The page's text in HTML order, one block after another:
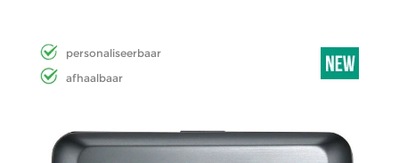
personaliseerbaar
afhaalbaar